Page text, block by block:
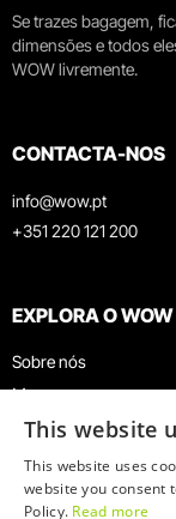
Se trazes bagagem,
dimensões e todos
WOW livremente.
CONTACTA-NOS
info@wow.pt
+351 220 121 200
EXPLORA O WOW
Sobre nós
Museus
Agenda
Notícias
Restaurantes
This website
This website uses
website you consent
Policy. Read more